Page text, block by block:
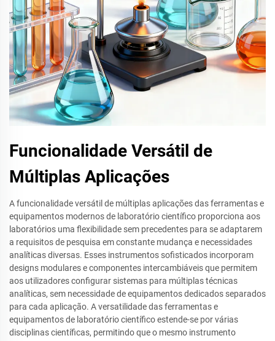
Funcionalidade Versátil de
Múltiplas Aplicações
A funcionalidade versátil de múltiplas aplicações das ferramentas e
equipamentos modernos de laboratório científico proporciona aos
laboratórios uma flexibilidade sem precedentes para se adaptarem
a requisitos de pesquisa em constante mudança e necessidades
analíticas diversas. Esses instrumentos sofisticados incorporam
designs modulares e componentes intercambiáveis que permitem
aos utilizadores configurar sistemas para múltiplas técnicas
analíticas, sem necessidade de equipamentos dedicados separados
para cada aplicação. A versatilidade das ferramentas e
equipamentos de laboratório científico estende-se por várias
disciplinas científicas, permitindo que o mesmo instrumento